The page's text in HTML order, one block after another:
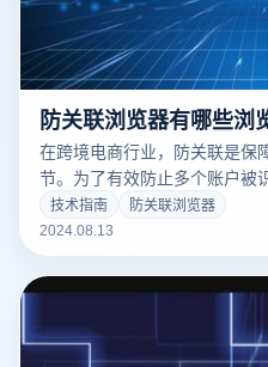
防关联浏览器有哪些浏
在跨境电商行业，防关联是保
节。为了有效防止多个账户被
专门设计的防关联浏览器。这
不同账户的操作环境，从而帮
文将介绍几款市场上流行的防
功能和优势，以帮助您选择最
技术指南
防关联浏览器
2024.08.13